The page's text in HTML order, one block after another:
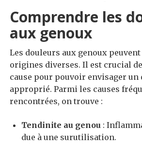
Comprendre les
aux genoux
Les douleurs aux genoux
origines diverses. Il est crucial
cause pour pouvoir envisager un
approprié. Parmi les causes
rencontrées, on trouve :
Tendinite au genou :
due à une surutilisation.